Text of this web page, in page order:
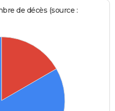
de décès (source :